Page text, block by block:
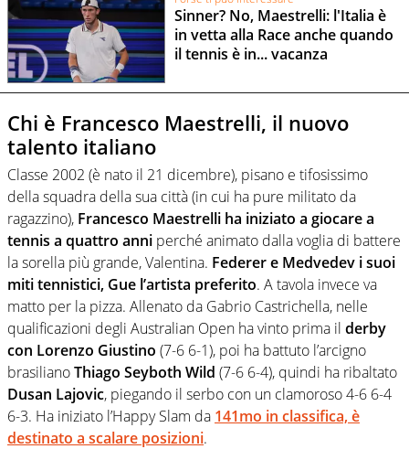
Sinner? No, Maestrelli: l'Italia è
in vetta alla Race anche quando
il tennis è in... vacanza
Chi è Francesco Maestrelli, il nuovo
talento italiano
Classe 2002 (è nato il 21 dicembre), pisano e tifosissimo
della squadra della sua città (in cui ha pure militato da
ragazzino), Francesco Maestrelli ha iniziato a giocare a
tennis a quattro anni perché animato dalla voglia di battere
la sorella più grande, Valentina. Federer e Medvedev i suoi
miti tennistici, Gue l’artista preferito. A tavola invece va
matto per la pizza. Allenato da Gabrio Castrichella, nelle
qualificazioni degli Australian Open ha vinto prima il derby
con Lorenzo Giustino (7-6 6-1), poi ha battuto l’arcigno
brasilianoThiago Seyboth Wild (7-6 6-4), quindi ha ribaltato
Dusan Lajovic, piegando il serbo con un clamoroso 4-6 6-4
6-3. Ha iniziato l’Happy Slam da 141mo in classifica, è
destinato a scalare posizioni.